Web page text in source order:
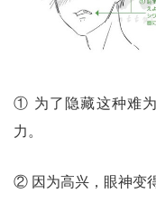
① 为了隐藏这种难
力。
② 因为高兴，眼神变